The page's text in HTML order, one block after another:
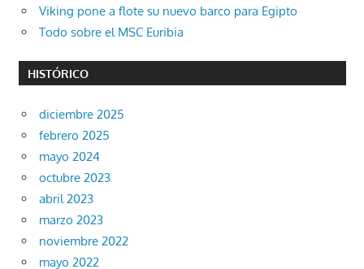
Viking pone a flote su nuevo barco para Egipto
Todo sobre el MSC Euribia
HISTÓRICO
diciembre 2025
febrero 2025
mayo 2024
octubre 2023
abril 2023
marzo 2023
noviembre 2022
mayo 2022